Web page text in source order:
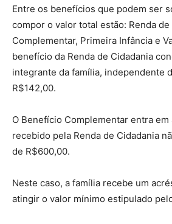
Entre os benefícios que podem ser
compor o valor total estão: Renda de
Complementar, Primeira Infância e
benefício da Renda de Cidadania
integrante da família, independente
R$142,00.
O Benefício Complementar entra
recebido pela Renda de Cidadania
de R$600,00.
Neste caso, a família recebe um
atingir o valor mínimo estipulado